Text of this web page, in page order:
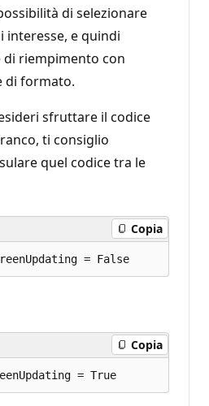
di selezionare
e quindi
riempimento con
di formato.
sfruttare il codice
ti consiglio
quel codice tra le
Copia
Copia